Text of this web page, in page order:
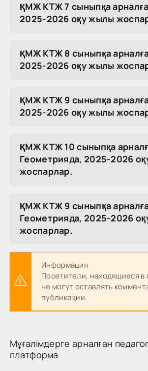
ҚМЖ КТЖ 7 сыныпқа
2025-2026 оқу жылы
ҚМЖ КТЖ 8 сыныпқа
2025-2026 оқу жылы
ҚМЖ КТЖ 9 сыныпқа
2025-2026 оқу жылы
ҚМЖ КТЖ 10 сыныпқа
Геометрияда, 2025-2026
жоспарлар.
ҚМЖ КТЖ 9 сыныпқа
Геометрияда, 2025-2026
жоспарлар.
Информация
Посетители, находящиеся в
не могут оставлять
публикации.
Мұғалімдерге арналған
платформа